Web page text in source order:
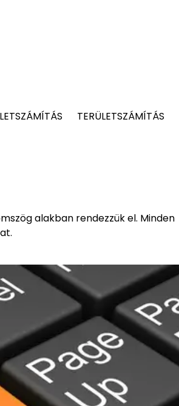
TERÜLETSZÁMÍTÁS
alakban rendezzük el. Minden